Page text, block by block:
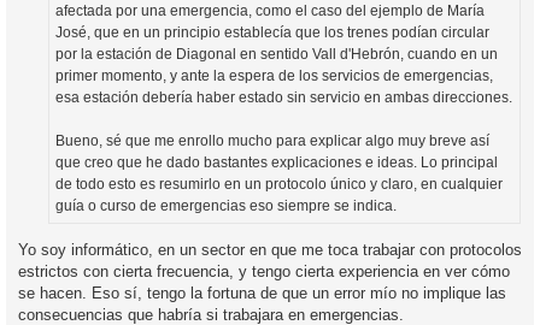
afectada por una emergencia, como el caso del ejemplo de María
José, que en un principio establecía que los trenes podían circular
por la estación de Diagonal en sentido Vall d'Hebrón, cuando en un
primer momento, y ante la espera de los servicios de emergencias,
esa estación debería haber estado sin servicio en ambas direcciones.
Bueno, sé que me enrollo mucho para explicar algo muy breve así
que creo que he dado bastantes explicaciones e ideas. Lo principal
de todo esto es resumirlo en un protocolo único y claro, en cualquier
guía o curso de emergencias eso siempre se indica.
Yo soy informático, en un sector en que me toca trabajar con protocolos
estrictos con cierta frecuencia, y tengo cierta experiencia en ver cómo
se hacen. Eso sí, tengo la fortuna de que un error mío no implique las
consecuencias que habría si trabajara en emergencias.